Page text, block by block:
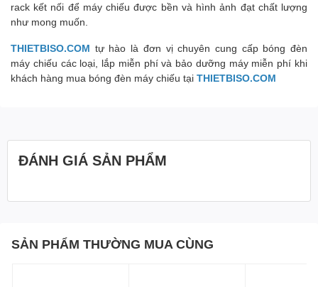
rack kết nối để máy chiếu được bền và hình ảnh đạt chất lượng
như mong muốn.
THIETBISO.COM tự hào là đơn vị chuyên cung cấp bóng đèn
máy chiếu các loại, lắp miễn phí và bảo dưỡng máy miễn phí khi
khách hàng mua bóng đèn máy chiếu tại THIETBISO.COM
ĐÁNH GIÁ SẢN PHẨM
SẢN PHẨM THƯỜNG MUA CÙNG